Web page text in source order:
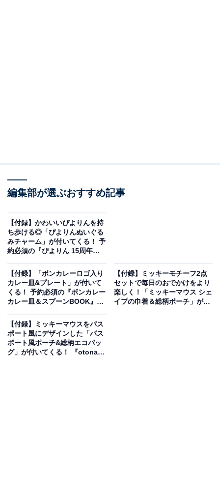
宝島社から7月28日に発売される『otona MUSE 2026年9
月号増刊』（税込1890円）。付録として、「ハローキテ
編集部が選ぶおすすめ記事
【付録】かわいいぴよりんを持
ち歩ける◎「ぴよりんぬいぐる
みチャーム」が付いてくる！ 予
約必須の『ぴよりん 15周年メ
売
【付録】「ボンカレーロゴ入り
カレー皿&プレート」が付いて
くる！ 予約必須の『ボンカレー
カレー皿＆スプーンBOOK』は
【付録】ミッキーモチーフ2点
セットで毎日のおでかけをより
楽しく！「ミッキーマウス シェ
イプの巾着＆総柄ポーチ」が付
【付録】ミッキーマウスをパス
ポート風にデザインした「パス
ポート風ポーチ&総柄エコバッ
グ」が付いてくる！ 『otona